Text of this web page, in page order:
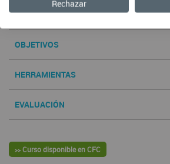
CONTENIDOS
OBJETIVOS
HERRAMIENTAS
EVALUACIÓN
>> Curso disponible en CFC
Rechazar